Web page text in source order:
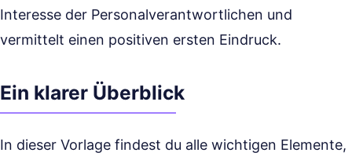
Interesse der Personalverantwortlichen und
vermittelt einen positiven ersten Eindruck.
Ein klarer Überblick
In dieser Vorlage findest du alle wichtigen Elemente,